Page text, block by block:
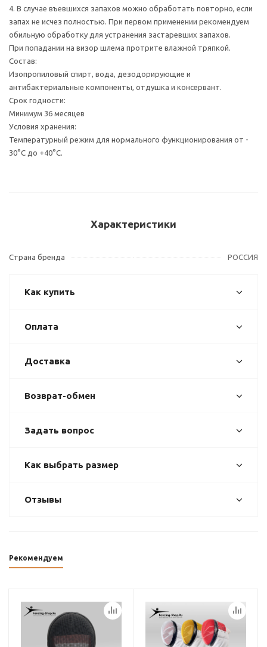
4. В случае въевшихся запахов можно обработать повторно, если
запах не исчез полностью. При первом применении рекомендуем
обильную обработку для устранения застаревших запахов.
При попадании на визор шлема протрите влажной тряпкой.
Состав:
Изопропиловый спирт, вода, дезодорирующие и
антибактериальные компоненты, отдушка и консервант.
Срок годности:
Минимум 36 месяцев
Условия хранения:
Температурный режим для нормального функционирования от -
30°С до +40°С.
Характеристики
Страна бренда РОССИЯ
Как купить
Оплата
Доставка
Возврат-обмен
Задать вопрос
Как выбрать размер
Отзывы
Рекомендуем